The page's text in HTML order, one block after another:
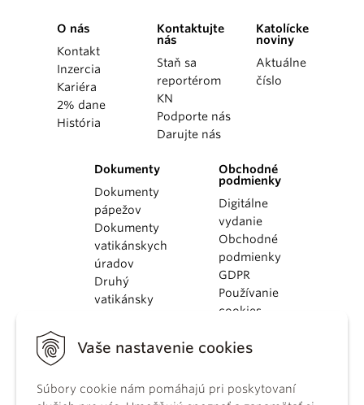
Vaše nastavenie cookies
Súbory cookie nám pomáhajú pri poskytovaní
O nás
Kontakt
Inzercia
Kariéra
2% dane
História
Kontaktujte
nás
Staň sa
reportérom
KN
Podporte nás
Darujte nás
Katolícke
noviny
Aktuálne
číslo
Dokumenty
Dokumenty
pápežov
Dokumenty
vatikánskych
úradov
Druhý
vatikánsky
KBS
kánonického
Obchodné
podmienky
Digitálne
vydanie
Obchodné
podmienky
GDPR
Používanie
cookies